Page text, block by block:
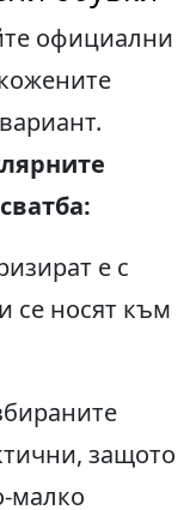
официални
:
е с
се носят към
защото
малко